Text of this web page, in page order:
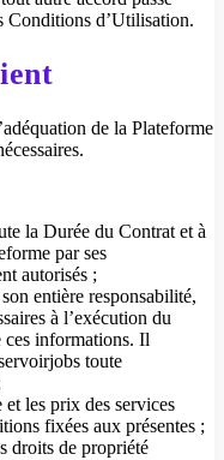
Conditions d’Utilisation.
de la Plateforme
la Durée du Contrat et à
par ses
autorisés ;
entière responsabilité,
à l’exécution du
ces informations. Il
toute
les prix des services
fixées aux présentes ;
droits de propriété